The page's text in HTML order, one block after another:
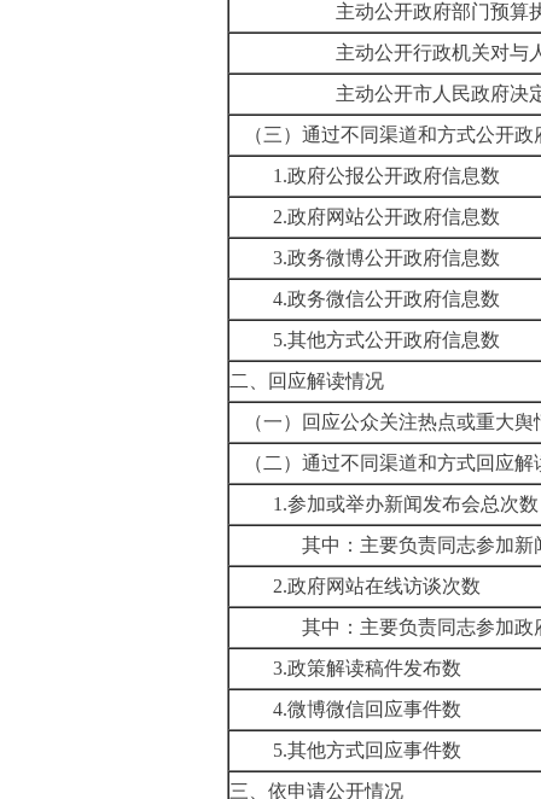
主动公开政府部门预算
主动公开行政机关对与
主动公开市人民政府决
（三）通过不同渠道和方式公开
1.政府公报公开政府信息数
2.政府网站公开政府信息数
3.政务微博公开政府信息数
4.政务微信公开政府信息数
5.其他方式公开政府信息数
二、回应解读情况
（一）回应公众关注热点或重大
（二）通过不同渠道和方式回应解
1.参加或举办新闻发布会总次数
其中：主要负责同志参加新
2.政府网站在线访谈次数
其中：主要负责同志参加政
3.政策解读稿件发布数
4.微博微信回应事件数
5.其他方式回应事件数
三、依申请公开情况